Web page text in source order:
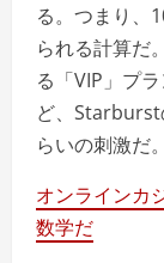
る。つまり、
られる計算だ
る「VIP」プ
ど、Starburst
らいの刺激だ。
オンラインカ
数学だ